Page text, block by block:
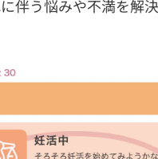
伴う悩みや不満を解